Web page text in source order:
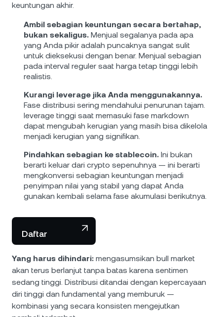
keuntungan akhir.
Ambil sebagian keuntungan secara bertahap,
bukan sekaligus. Menjual segalanya pada apa
yang Anda pikir adalah puncaknya sangat sulit
untuk dieksekusi dengan benar. Menjual sebagian
pada interval reguler saat harga tetap tinggi lebih
realistis.
Kurangi leverage jika Anda menggunakannya.
Fase distribusi sering mendahului penurunan tajam.
leverage tinggi saat memasuki fase markdown
dapat mengubah kerugian yang masih bisa dikelola
menjadi kerugian yang signifikan.
Pindahkan sebagian ke stablecoin. Ini bukan
berarti keluar dari crypto sepenuhnya — ini berarti
mengkonversi sebagian keuntungan menjadi
penyimpan nilai yang stabil yang dapat Anda
gunakan kembali selama fase akumulasi berikutnya.
Daftar
Yang harus dihindari: mengasumsikan bull market
akan terus berlanjut tanpa batas karena sentimen
sedang tinggi. Distribusi ditandai dengan kepercayaan
diri tinggi dan fundamental yang memburuk —
kombinasi yang secara konsisten mengejutkan